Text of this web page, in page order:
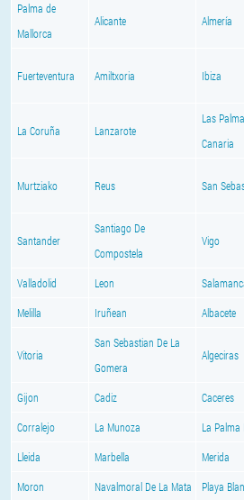
Palma de
Mallorca
Alicante Almería
Fuerteventura Amiltxoria Ibiza
La Coruña Lanzarote
Las
Canaria
Murtziako Reus San
Santander
Santiago De
Compostela
Vigo
Valladolid Leon
Melilla Iruñean Albacete
Vitoria
San Sebastian De La
Gomera
Algeciras
Gijon Cadiz Caceres
Corralejo La Munoza La Palma
Lleida Marbella Merida
Moron Navalmoral De La Mata Playa